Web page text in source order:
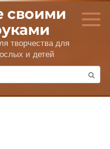
своими
творчества для
и детей